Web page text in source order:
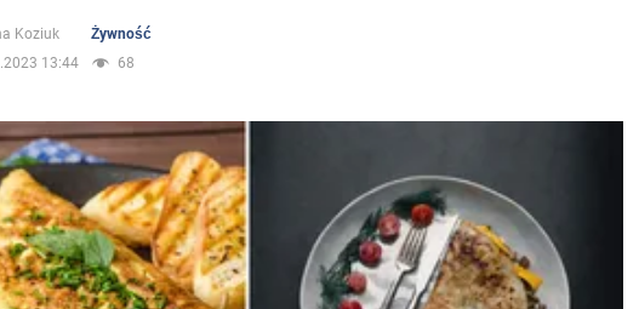
Ukrainie
Koziuk
Żywność
13:44
68